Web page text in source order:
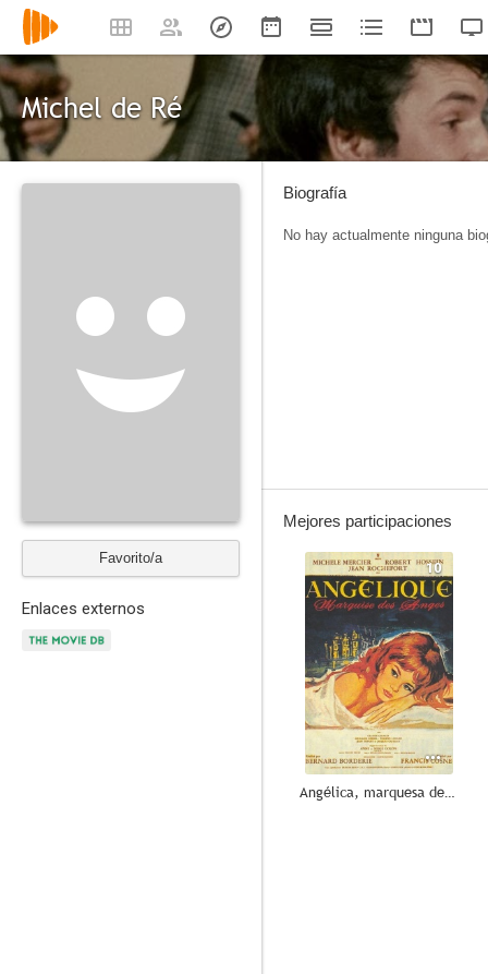
Michel de Ré
Favorito/a
Enlaces externos
Biografía
No hay actualmente ninguna
Mejores participaciones
10
Angélica, marquesa de los ángeles